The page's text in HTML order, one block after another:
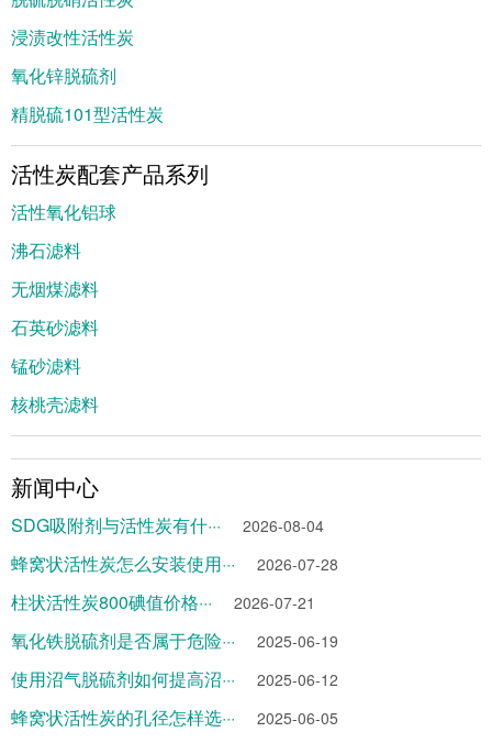
浸渍改性活性炭
氧化锌脱硫剂
精脱硫101型活性炭
活性炭配套产品系列
活性氧化铝球
沸石滤料
无烟煤滤料
石英砂滤料
锰砂滤料
核桃壳滤料
新闻中心
SDG吸附剂与活性炭有什··· 2026-08-04
蜂窝状活性炭怎么安装使用··· 2026-07-28
柱状活性炭800碘值价格··· 2026-07-21
氧化铁脱硫剂是否属于危险··· 2025-06-19
使用沼气脱硫剂如何提高沼··· 2025-06-12
蜂窝状活性炭的孔径怎样选··· 2025-06-05